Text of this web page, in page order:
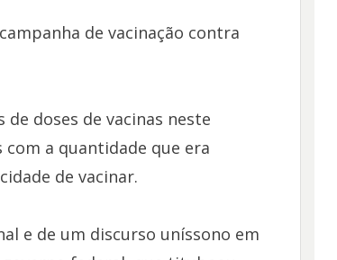
de vacinação contra
doses de vacinas neste
a quantidade que era
de vacinar.
e de um discurso uníssono em